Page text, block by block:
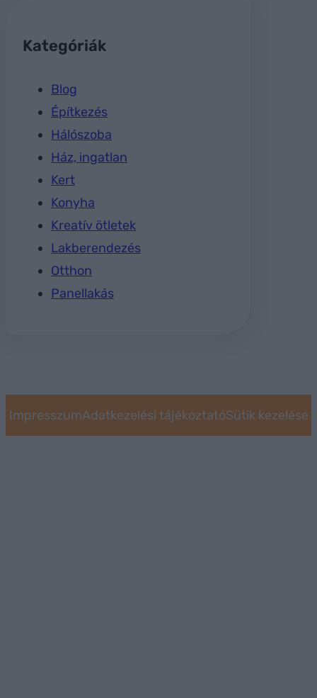
Kategóriák
Blog
Építkezés
Hálószoba
Ház, ingatlan
Kert
Konyha
Kreatív ötletek
Lakberendezés
Otthon
Panellakás
ImpresszumAdatkezelési tájékoztatóSütik kezelése